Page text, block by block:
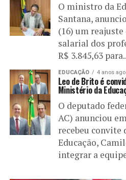
O ministro da
Santana,
(16) um reajuste
salarial dos
R$ 3.845,63
EDUCAÇÃO 4 anos ago
Leo de Brito é
Ministério da
O deputado
AC) anunciou
recebeu
Educação,
integrar a